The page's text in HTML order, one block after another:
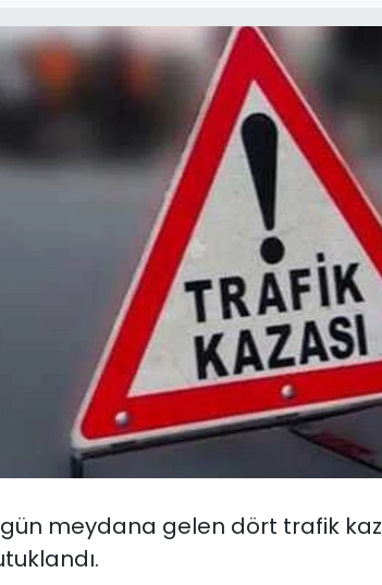
meydana gelen dört trafik